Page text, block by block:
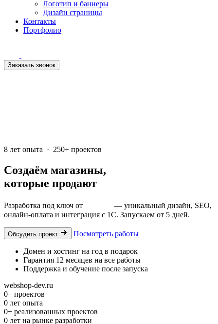
Логотип и баннеры
Дизайн страницы
Контакты
Портфолио
Заказать звонок
8 лет опыта · 250+ проектов
Создаём магазины,
которые продают
Разработка под ключ от
— уникальный дизайн, SEO,
онлайн-оплата и интеграция с 1С. Запускаем от 5 дней.
Обсудить проект Посмотреть работы
Домен и хостинг на год в подарок
Гарантия 12 месяцев на все работы
Поддержка и обучение после запуска
webshop-dev.ru
0+ проектов
0 лет опыта
0+ реализованных проектов
0 лет на рынке разработки